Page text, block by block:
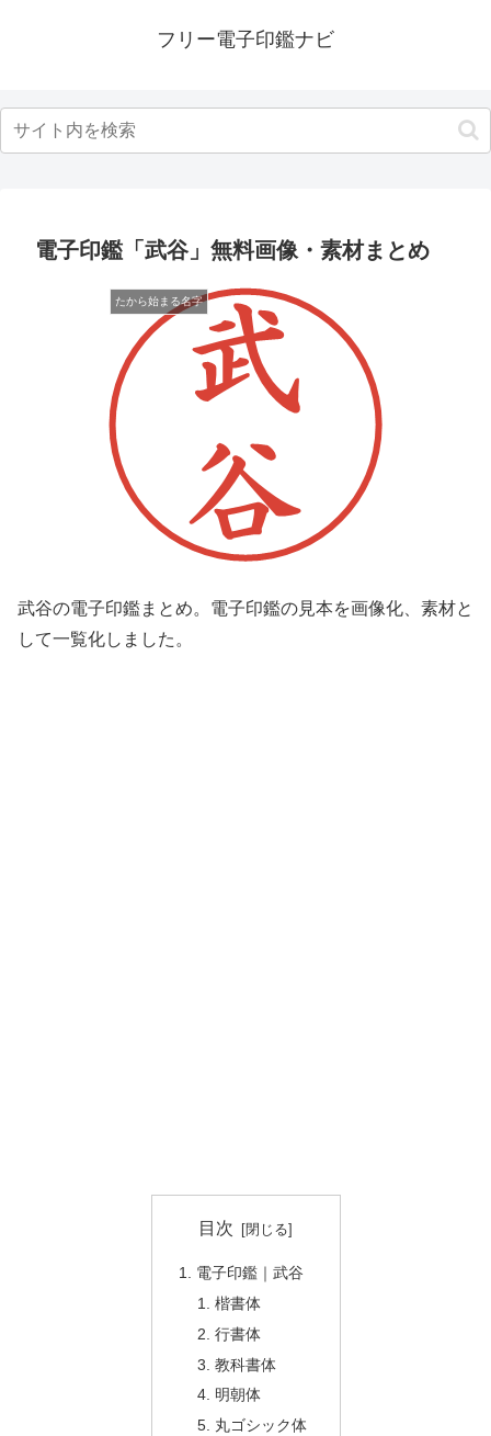
フリー電子印鑑ナビ
電子印鑑「武谷」無料画像・素材まとめ
たから始まる名字
武谷の電子印鑑まとめ。電子印鑑の見本を画像化、素材と
して一覧化しました。
目次
電子印鑑｜武谷
楷書体
行書体
教科書体
明朝体
丸ゴシック体